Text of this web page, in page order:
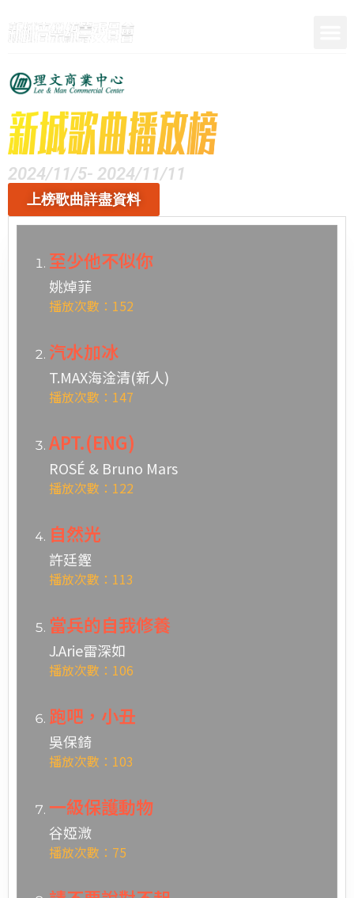
2024/11/5- 2024/11/11
上榜歌曲詳盡資料
至少他不似你
姚焯菲
播放次數：152
汽水加冰
T.MAX海淦清(新人)
播放次數：147
APT.(ENG)
ROSÉ & Bruno Mars
播放次數：122
自然光
許廷鏗
播放次數：113
當兵的自我修養
J.Arie雷深如
播放次數：106
跑吧，小丑
吳保錡
播放次數：103
一級保護動物
谷婭溦
播放次數：75